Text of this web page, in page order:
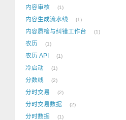
内容审核 1
内容生成流水线 1
内容质检与纠错工作台 1
农历 1
农历 API 1
冷启动 1
分数线 2
分时交易 2
分时交易数据 2
分时数据 1